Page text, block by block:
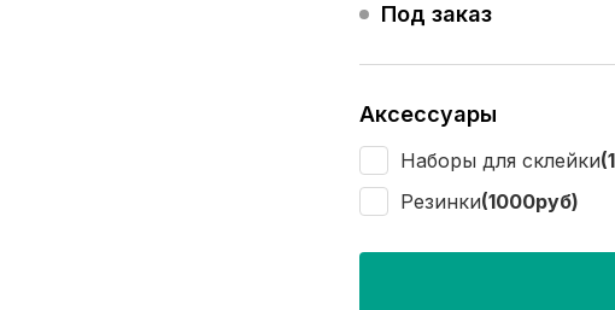
Под заказ
Аксессуары
Наборы для склейки
Резинки(1000руб)